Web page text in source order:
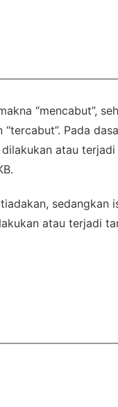
“mencabut”,
Pada
atau terjadi
sedangkan
atau terjadi